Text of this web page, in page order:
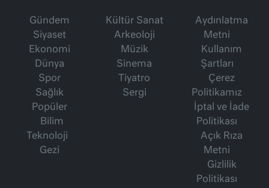
Gündem
Siyaset
Ekonomi
Dünya
Spor
Sağlık
Popüler
Bilim
Teknoloji
Gezi
Kültür Sanat
Arkeoloji
Müzik
Sinema
Tiyatro
Sergi
Aydınlatma
Metni
Kullanım
Şartları
Çerez
Politikamız
İptal ve İade
Politikası
Açık Rıza
Metni
Gizlilik
Politikası